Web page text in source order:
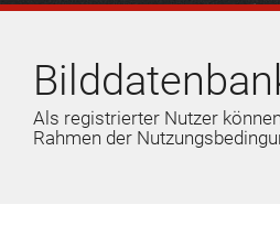
Als registrierter Nutzer
Rahmen der